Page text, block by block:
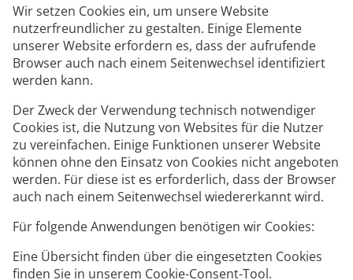
Wir setzen Cookies ein, um unsere Website
nutzerfreundlicher zu gestalten. Einige Elemente
unserer Website erfordern es, dass der aufrufende
Browser auch nach einem Seitenwechsel identifiziert
werden kann.
Der Zweck der Verwendung technisch notwendiger
Cookies ist, die Nutzung von Websites für die Nutzer
zu vereinfachen. Einige Funktionen unserer Website
können ohne den Einsatz von Cookies nicht angeboten
werden. Für diese ist es erforderlich, dass der Browser
auch nach einem Seitenwechsel wiedererkannt wird.
Für folgende Anwendungen benötigen wir Cookies:
Eine Übersicht finden über die eingesetzten Cookies
finden Sie in unserem Cookie-Consent-Tool.